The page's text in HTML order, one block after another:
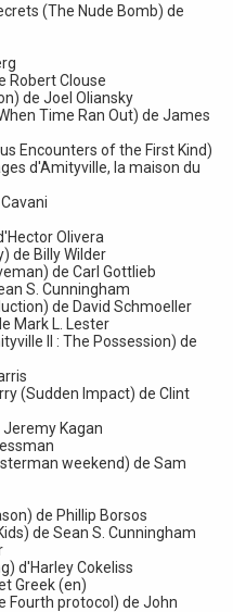
(The Nude Bomb) de
Robert Clouse
de Joel Oliansky
Time Ran Out) de James
Encounters of the First Kind)
d'Amityville, la maison du
Olivera
de Billy Wilder
de Carl Gottlieb
S. Cunningham
de David Schmoeller
Mark L. Lester
II : The Possession) de
(Sudden Impact) de Clint
Jeremy Kagan
weekend) de Sam
de Phillip Borsos
de Sean S. Cunningham
d'Harley Cokeliss
Greek (en)
Fourth protocol) de John